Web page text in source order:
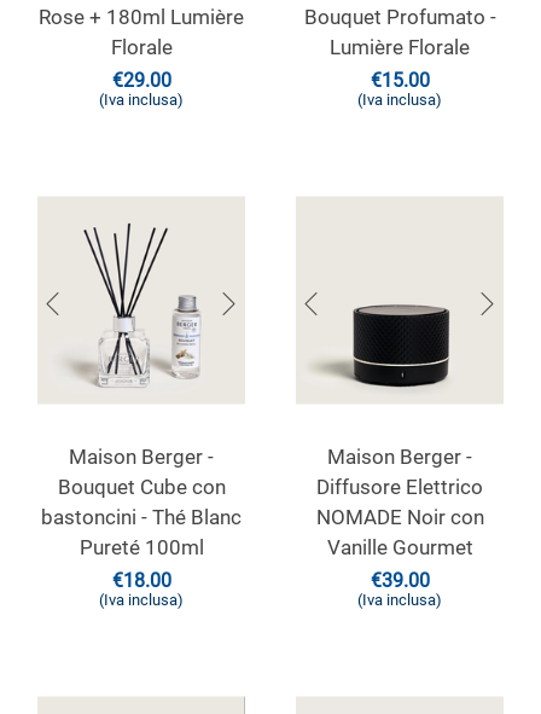
Rose + 180ml Lumière
Florale
€29.00
(Iva inclusa)
Bouquet Profumato -
Lumière Florale
€15.00
(Iva inclusa)
Maison Berger -
Bouquet Cube con
bastoncini - Thé Blanc
Pureté 100ml
€18.00
(Iva inclusa)
Maison Berger -
Diffusore Elettrico
NOMADE Noir con
Vanille Gourmet
€39.00
(Iva inclusa)